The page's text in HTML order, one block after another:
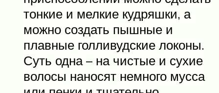
тонкие и мелкие кудряшки, а
можно создать пышные и
плавные голливудские локоны.
Суть одна – на чистые и сухие
волосы наносят немного мусса